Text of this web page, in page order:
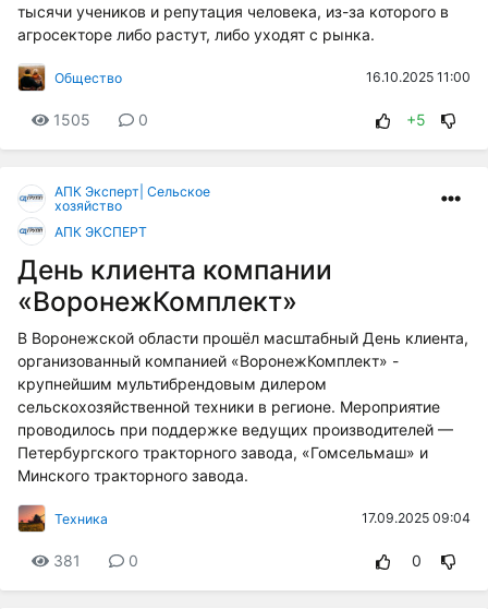
тысячи учеников и репутация человека, из-за которого в
агросекторе либо растут, либо уходят с рынка.
Общество 16.10.2025 11:00
1505 0 +5
АПК Эксперт| Сельское
хозяйство
АПК ЭКСПЕРТ
День клиента компании
«ВоронежКомплект»
В Воронежской области прошёл масштабный День клиента,
организованный компанией «ВоронежКомплект» -
крупнейшим мультибрендовым дилером
сельскохозяйственной техники в регионе. Мероприятие
проводилось при поддержке ведущих производителей —
Петербургского тракторного завода, «Гомсельмаш» и
Минского тракторного завода.
Техника 17.09.2025 09:04
381 0 0